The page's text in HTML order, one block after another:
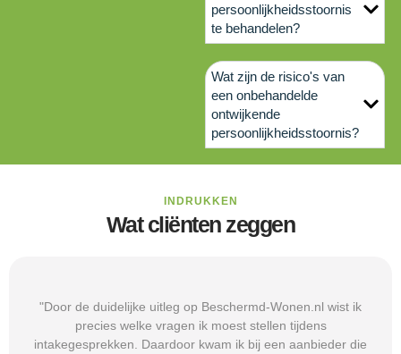
persoonlijkheidsstoornis
te behandelen?
Wat zijn de risico's van
een onbehandelde
ontwijkende
persoonlijkheidsstoornis?
INDRUKKEN
Wat cliënten zeggen
"Door de duidelijke uitleg op Beschermd-Wonen.nl wist ik
precies welke vragen ik moest stellen tijdens
intakegesprekken. Daardoor kwam ik bij een aanbieder die